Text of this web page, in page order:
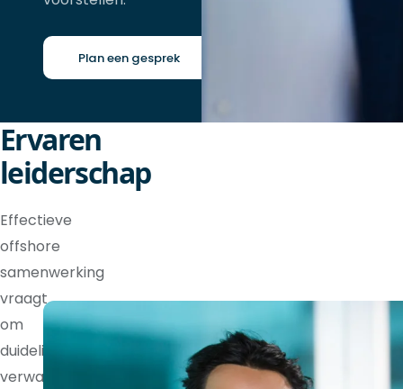
Plan een gesprek
Ervaren
leiderschap
Effectieve
offshore
samenwerking
vraagt
om
duidelijke
verwachtingen,